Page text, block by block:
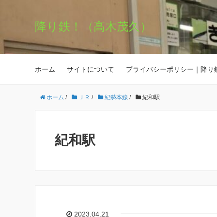
降り鉄！（高木茂久）
ホーム サイトについて プライバシーポリシー｜降り
ホーム / ＪＲ / 紀勢本線 / 紀和駅
紀和駅
2023.04.21